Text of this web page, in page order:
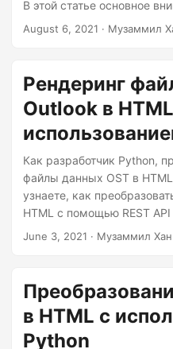
В этой статье основное
как преобразовать
August 6, 2021 · Музаммил
Рендеринг
Outlook в
Как разработчик Python,
файлы данных OST в
узнаете, как
HTML с помощью REST
June 3, 2021 · Музаммил
в HTML с
Python